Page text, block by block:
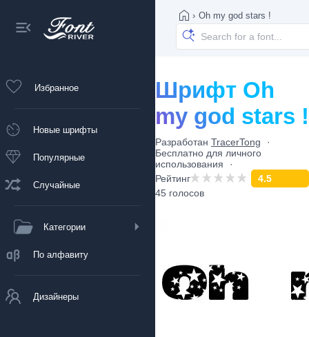
Избранное
Новые шрифты
Популярные
Случайные
Категории
По алфавиту
Дизайнеры
› Oh my god stars !
Шрифт Oh
my god stars !
Разработан TracerTong
Бесплатно для личного
использования
Рейтинг
4.5
45 голосов